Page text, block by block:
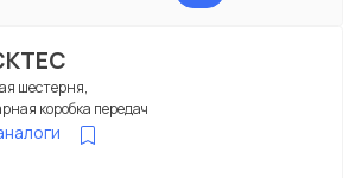
шестерня,
коробка передач